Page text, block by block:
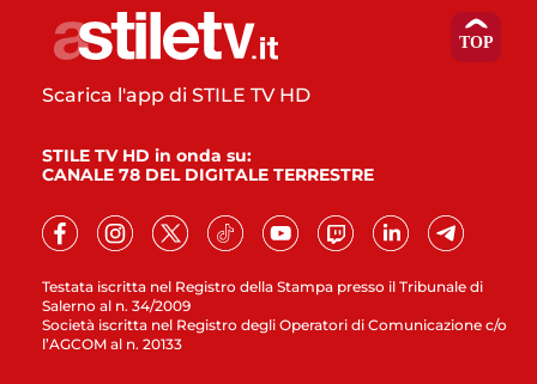
Testata iscritta nel Registro della Stampa presso il Tribunale di
Salerno al n. 34/2009
Società iscritta nel Registro degli Operatori di Comunicazione c/o
l’AGCOM al n. 20133
Scarica l'app di STILE TV HD
STILE TV HD in onda su:
CANALE 78 DEL DIGITALE TERRESTRE